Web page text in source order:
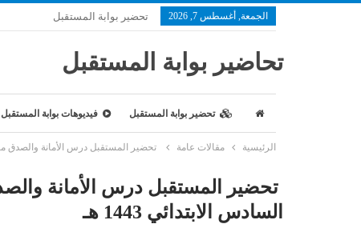
الجمعة, أغسطس 7, 2026 تحضير بوابة المستقبل
تحاضير بوابة المستقبل
تحضير بوابة المستقبل فيديوهات بوابة المستقبل
الرئيسية مقالات عامة تحضير المستقبل درس الأمانة والصدق مادة
تحضير المستقبل درس الأمانة
السادس الابتدائي 1443 هـ